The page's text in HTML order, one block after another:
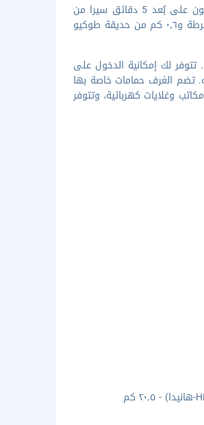
عند إقامتك في إيه بي إي هوتل جينزا تاكاراتشو طوكيو يايسو ميناميغوتشي في طوكيو (غينزا)، ستكون على بُعد 5 دقائق سيرا من
المركز الوطني للفيلم ومعرض ليكسيل. استمتع بالإقامة في هذا الفندق على بُعد ٠٫٥ كم من متحف الشرطة و٠٫٦ كم من حديقة طوكيو
إل سي دي. تتوفر لك إمكانية الدخول على
تضم الغرف حمامات خاصة بها
وغلايات كهربائية، وتتوفر